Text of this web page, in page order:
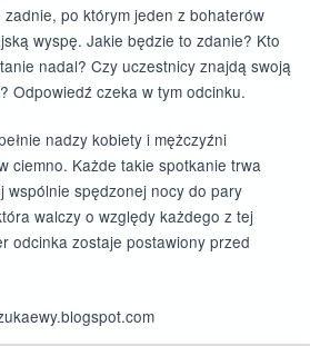
po którym jeden z bohaterów
wyspę. Jakie będzie to zdanie? Kto
nadal? Czy uczestnicy znajdą swoją
Odpowiedź czeka w tym odcinku.
nadzy kobiety i mężczyźni
ciemno. Każde takie spotkanie trwa
wspólnie spędzonej nocy do pary
walczy o względy każdego z tej
odcinka zostaje postawiony przed